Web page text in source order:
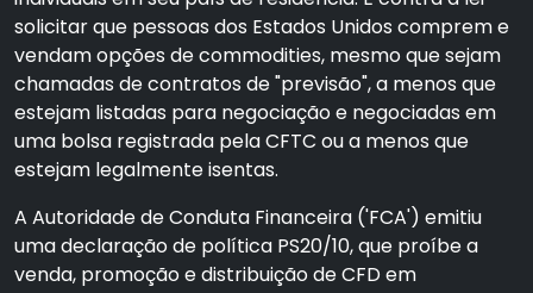
solicitar que pessoas dos Estados Unidos comprem e
vendam opções de commodities, mesmo que sejam
chamadas de contratos de "previsão", a menos que
estejam listadas para negociação e negociadas em
uma bolsa registrada pela CFTC ou a menos que
estejam legalmente isentas.
A Autoridade de Conduta Financeira ('FCA') emitiu
uma declaração de política PS20/10, que proíbe a
venda, promoção e distribuição de CFD em